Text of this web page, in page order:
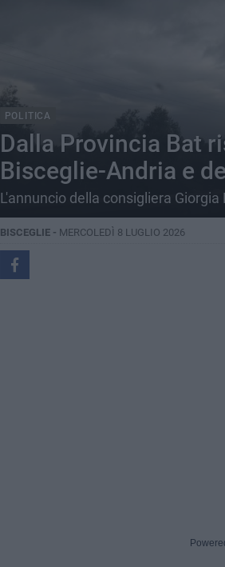
POLITICA
Dalla Provincia Bat
Bisceglie-Andria e
L'annuncio della consigliera Giorgia
BISCEGLIE - MERCOLEDÌ 8 LUGLIO 2026